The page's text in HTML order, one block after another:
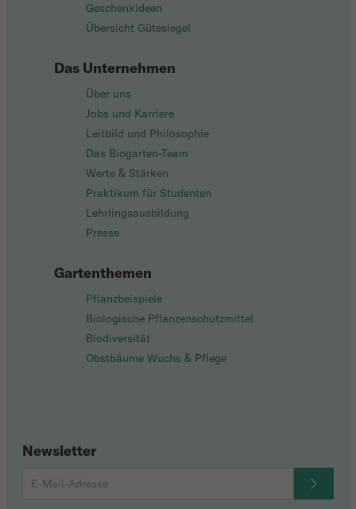
Geschenkideen
Übersicht Gütesiegel
Das Unternehmen
Über uns
Jobs und Karriere
Leitbild und Philosophie
Das Biogarten-Team
Werte & Stärken
Praktikum für Studenten
Lehrlingsausbildung
Presse
Gartenthemen
Pflanzbeispiele
Biologische Pflanzenschutzmittel
Biodiversität
Obstbäume Wuchs & Pflege
Newsletter